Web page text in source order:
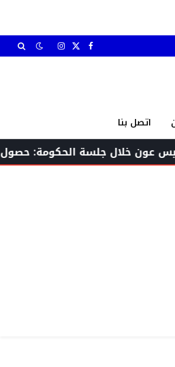
فيسبوك
X الانستغرام
اتصل بنا
جلسة الحكومة: حصول تقدم